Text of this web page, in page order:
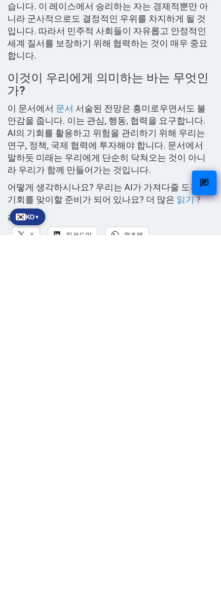
습니다. 이 레이스에서 승리하는 자는 경제적뿐만 아
니라 군사적으로도 결정적인 우위를 차지하게 될 것
입니다. 따라서 민주적 사회들이 자유롭고 안정적인
세계 질서를 보장하기 위해 협력하는 것이 매우 중요
합니다.
이것이 우리에게 의미하는 바는 무엇인
가?
이 문서에서 문서 서술된 전망은 흥미로우면서도 불
안감을 줍니다. 이는 관심, 행동, 협력을 요구합니다.
AI의 기회를 활용하고 위험을 관리하기 위해 우리는
연구, 정책, 국제 협력에 투자해야 합니다. 문서에서
말하듯 미래는 우리에게 단순히 닥쳐오는 것이 아니
라 우리가 함께 만들어가는 것입니다.
어떻게 생각하시나요? 우리는 AI가 가져다줄 도전과
기회를 맞이할 준비가 되어 있나요? 더 많은 읽기?
공유하기:
X 링크드인 왓츠앱
KO▼